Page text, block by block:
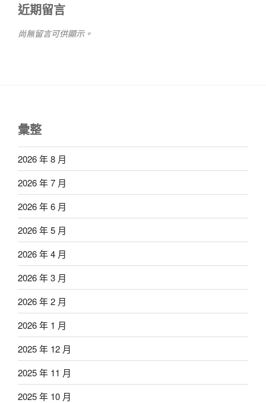
近期留言
尚無留言可供顯示。
彙整
2026 年 8 月
2026 年 7 月
2026 年 6 月
2026 年 5 月
2026 年 4 月
2026 年 3 月
2026 年 2 月
2026 年 1 月
2025 年 12 月
2025 年 11 月
2025 年 10 月